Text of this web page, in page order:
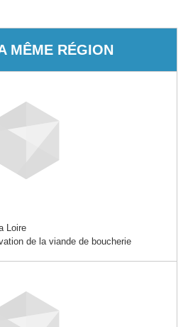
MÊME RÉGION
Loire
de la viande de boucherie